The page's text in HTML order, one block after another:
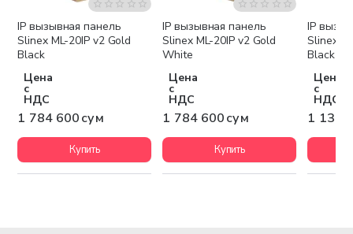
Бесплатная доставка
IP вызывная панель
Slinex ML-20IP v2 Gold
Black
Цена
с
НДС
1 784 600 сум
Купить
Бесплатная доставка
IP вызывная панель
Slinex ML-20IP v2 Gold
White
Цена
с
НДС
1 784 600 сум
Купить
IP
Slinex
Black
Цена
с
НДС
1 134